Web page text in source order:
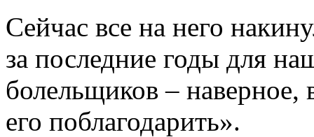
Сейчас все на него
за последние годы для
болельщиков –
его поблагодарить».